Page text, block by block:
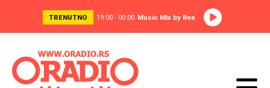
TRENUTNO 19:00 - 00:00 Music Mix by Bea